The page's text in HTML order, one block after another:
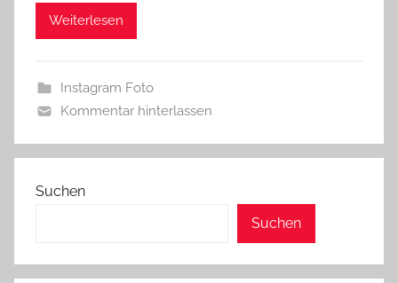
Weiterlesen
Instagram Foto
Kommentar hinterlassen
Suchen
Suchen